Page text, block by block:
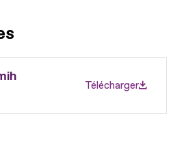
Télécharger